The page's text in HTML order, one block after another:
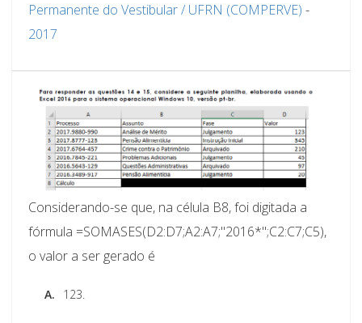
Permanente do Vestibular / UFRN (COMPERVE) -
2017
Considerando-se que, na célula B8, foi digitada a
fórmula =SOMASES(D2:D7;A2:A7;"2016*";C2:C7;C5),
o valor a ser gerado é
A. 123.